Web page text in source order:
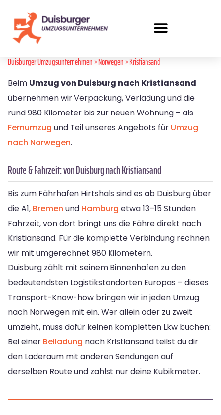
Duisburger Umzugsunternehmen»Norwegen» Kristiansand
Beim Umzug von Duisburg nach Kristiansand
übernehmen wir Verpackung, Verladung und die
rund 980 Kilometer bis zur neuen Wohnung – als
Fernumzug und Teil unseres Angebots für Umzug
nach Norwegen.
Route & Fahrzeit: von Duisburg nach Kristiansand
Bis zum Fährhafen Hirtshals sind es ab Duisburg über
die A1, Bremen und Hamburg etwa 13–15 Stunden
Fahrzeit, von dort bringt uns die Fähre direkt nach
Kristiansand. Für die komplette Verbindung rechnen
wir mit umgerechnet 980 Kilometern.
Duisburg zählt mit seinem Binnenhafen zu den
bedeutendsten Logistikstandorten Europas – dieses
Transport-Know-how bringen wir in jeden Umzug
nach Norwegen mit ein. Wer allein oder zu zweit
umzieht, muss dafür keinen kompletten Lkw buchen:
Bei einer Beiladung nach Kristiansand teilst du dir
den Laderaum mit anderen Sendungen auf
derselben Route und zahlst nur deine Kubikmeter.